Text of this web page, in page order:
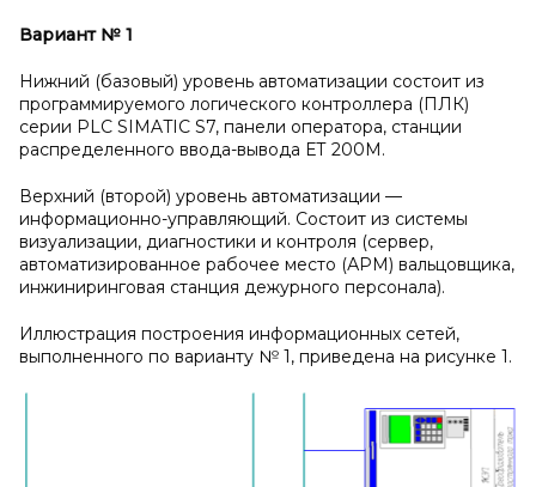
Вариант № 1
Нижний (базовый) уровень автоматизации состоит из
программируемого логического контроллера (ПЛК)
серии PLC SIMATIC S7, панели оператора, станции
распределенного ввода-вывода ЕТ 200М.
Верхний (второй) уровень автоматизации —
информационно-управляющий. Состоит из системы
визуализации, диагностики и контроля (сервер,
автоматизированное рабочее место (АРМ) вальцовщика,
инжиниринговая станция дежурного персонала).
Иллюстрация построения информационных сетей,
выполненного по варианту № 1, приведена на рисунке 1.